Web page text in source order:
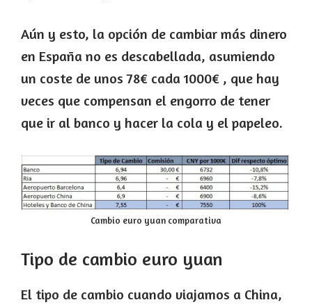
Aún y esto, la opción de cambiar más dinero
en España no es descabellada, asumiendo
un coste de unos 78€ cada 1000€ , que hay
veces que compensan el engorro de tener
que ir al banco y hacer la cola y el papeleo.
Cambio euro yuan comparativa
Tipo de cambio euro yuan
El tipo de cambio cuando viajamos a China,